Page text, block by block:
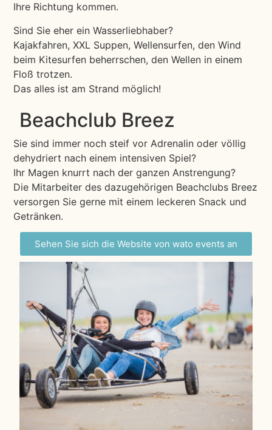
Ihre Richtung kommen.
Sind Sie eher ein Wasserliebhaber?
Kajakfahren, XXL Suppen, Wellensurfen, den Wind
beim Kitesurfen beherrschen, den Wellen in einem
Floß trotzen.
Das alles ist am Strand möglich!
Beachclub Breez
Sie sind immer noch steif vor Adrenalin oder völlig
dehydriert nach einem intensiven Spiel?
Ihr Magen knurrt nach der ganzen Anstrengung?
Die Mitarbeiter des dazugehörigen Beachclubs Breez
versorgen Sie gerne mit einem leckeren Snack und
Getränken.
Sehen Sie sich die Website von wato events an